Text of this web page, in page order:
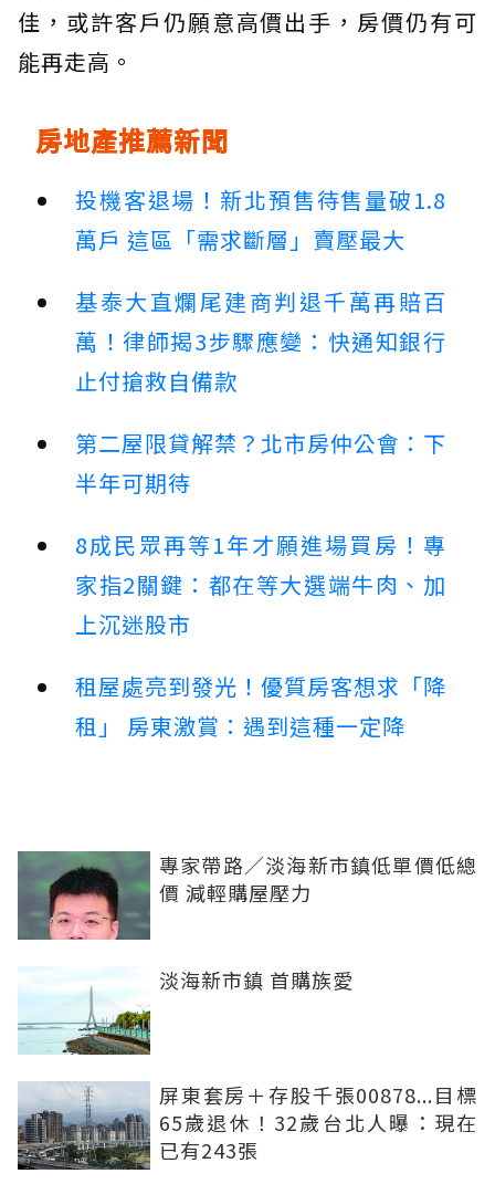
佳，或許客戶仍願意高價出手，房價仍有可
能再走高。
房地產推薦新聞
投機客退場！新北預售待售量破1.8
萬戶 這區「需求斷層」賣壓最大
基泰大直爛尾建商判退千萬再賠百
萬！律師揭3步驟應變：快通知銀行
止付搶救自備款
第二屋限貸解禁？北市房仲公會：下
半年可期待
8成民眾再等1年才願進場買房！專
家指2關鍵：都在等大選端牛肉、加
上沉迷股市
租屋處亮到發光！優質房客想求「降
租」 房東激賞：遇到這種一定降
專家帶路／淡海新市鎮低單價低總
價 減輕購屋壓力
淡海新市鎮 首購族愛
屏東套房＋存股千張00878...目標
65歲退休！32歲台北人曝：現在
已有243張